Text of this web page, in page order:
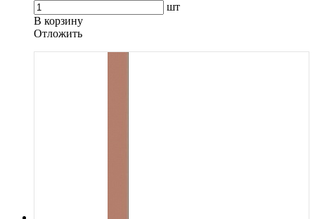
шт
В корзину
Oтложить